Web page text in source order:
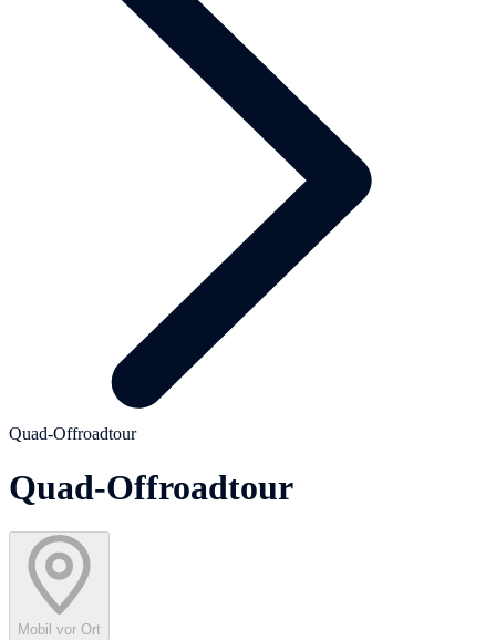
Quad-Offroadtour
Quad-Offroadtour
Mobil vor Ort